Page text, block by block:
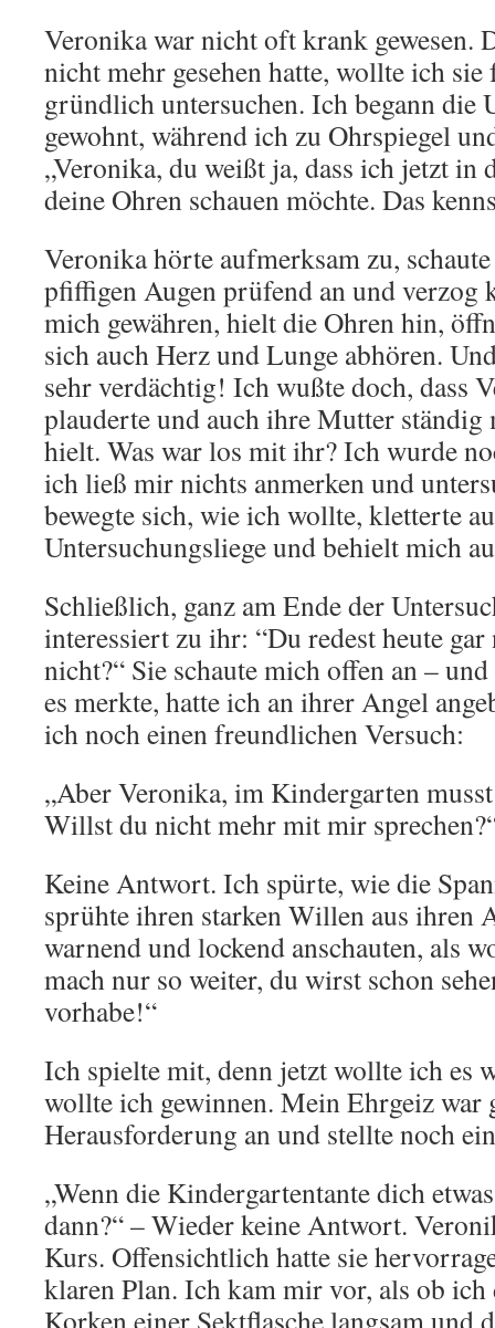
Veronika war nicht oft krank gewesen.
nicht mehr gesehen hatte, wollte ich sie
gründlich untersuchen. Ich begann die
gewohnt, während ich zu Ohrspiegel
„Veronika, du weißt ja, dass ich jetzt in
deine Ohren schauen möchte. Das
Veronika hörte aufmerksam zu,
pfiffigen Augen prüfend an und verzog
mich gewähren, hielt die Ohren hin,
sich auch Herz und Lunge abhören.
sehr verdächtig! Ich wußte doch, dass
plauderte und auch ihre Mutter ständig
hielt. Was war los mit ihr? Ich wurde
ich ließ mir nichts anmerken und
bewegte sich, wie ich wollte, kletterte
Untersuchungsliege und behielt mich
Schließlich, ganz am Ende der
interessiert zu ihr: “Du redest heute
nicht?“ Sie schaute mich offen an –
es merkte, hatte ich an ihrer Angel
ich noch einen freundlichen Versuch:
„Aber Veronika, im Kindergarten
Willst du nicht mehr mit mir
Keine Antwort. Ich spürte, wie die
sprühte ihren starken Willen aus ihren
warnend und lockend anschauten, als
mach nur so weiter, du wirst schon
vorhabe!“
Ich spielte mit, denn jetzt wollte ich es
wollte ich gewinnen. Mein Ehrgeiz war
Herausforderung an und stellte noch
„Wenn die Kindergartentante dich
dann?“ – Wieder keine Antwort.
Kurs. Offensichtlich hatte sie
klaren Plan. Ich kam mir vor, als ob ich
Korken einer Sektflasche langsam und